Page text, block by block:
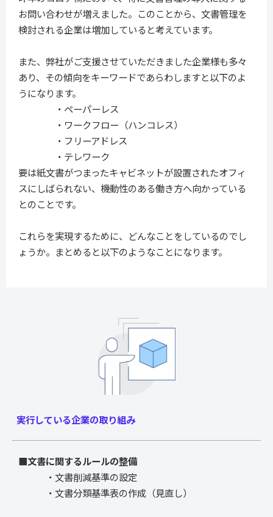
お問い合わせが増えました。このことから、文書管理を
検討される企業は増加していると考えています。
また、弊社がご支援させていただきました企業様も多々
あり、その傾向をキーワードであらわしますと以下のよ
うになります。
・ペーパーレス
・ワークフロー（ハンコレス）
・フリーアドレス
・テレワーク
要は紙文書がつまったキャビネットが設置されたオフィ
スにしばられない、機動性のある働き方へ向かっている
とのことです。
これらを実現するために、どんなことをしているのでし
ょうか。まとめると以下のようなことになります。
実行している企業の取り組み
■文書に関するルールの整備
・文書削減基準の設定
・文書分類基準表の作成（見直し）